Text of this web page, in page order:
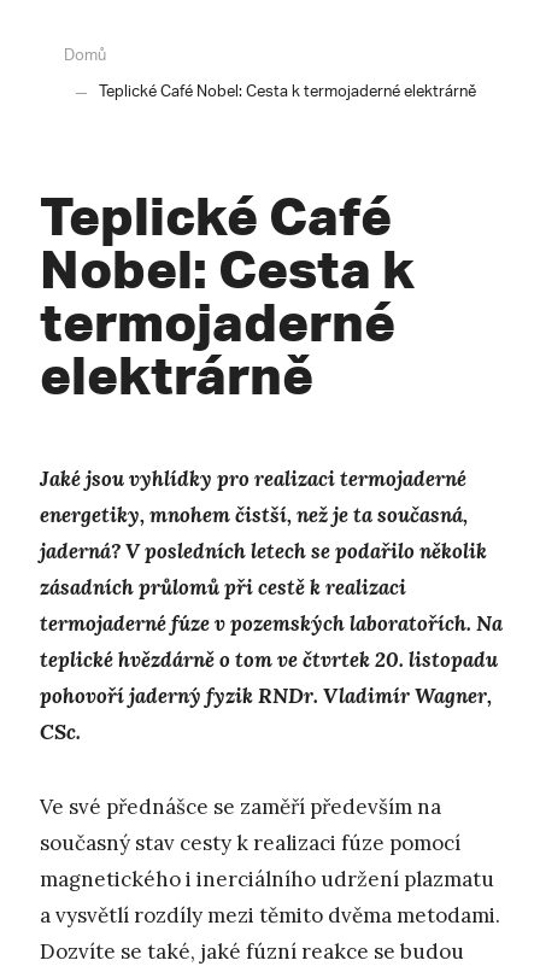
Domů
Teplické Café Nobel: Cesta k termojaderné elektrárně
Teplické Café
Nobel: Cesta k
termojaderné
elektrárně
Jaké jsou vyhlídky pro realizaci termojaderné
energetiky, mnohem čistší, než je ta současná,
jaderná? V posledních letech se podařilo několik
zásadních průlomů při cestě k realizaci
termojaderné fúze v pozemských laboratořích. Na
teplické hvězdárně o tom ve čtvrtek 20. listopadu
pohovoří jaderný fyzik RNDr. Vladimír Wagner,
CSc.
Ve své přednášce se zaměří především na
současný stav cesty k realizaci fúze pomocí
magnetického i inerciálního udržení plazmatu
a vysvětlí rozdíly mezi těmito dvěma metodami.
Dozvíte se také, jaké fúzní reakce se budou